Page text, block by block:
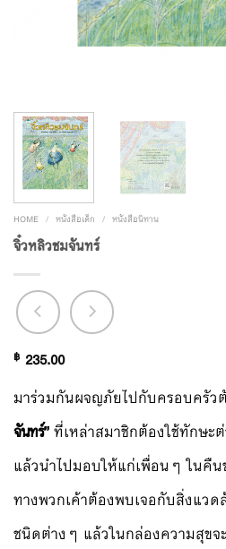
HOME / หนังสือเด็ก / หนังสือนิทาน
จิ๋วหลิวชมจันทร์
฿ 235.00
มาร่วมกันผจญภัยไปกับครอบครัว
จันทร์”ที่เหล่าสมาชิกต้องใช้ทักษะ
แล้วนำไปมอบให้แก่เพื่อนๆ ในคืน
ทางพวกเค้าต้องพบเจอกับสิ่งแว
ชนิดต่างๆ แล้วในกล่องความสุข